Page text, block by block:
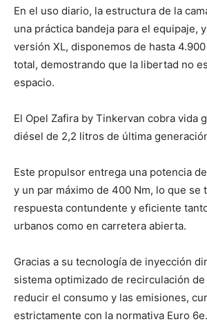
En el uso diario, la estructura de la
una práctica bandeja para el equipaje,
versión XL, disponemos de hasta
total, demostrando que la libertad no
espacio.
El Opel Zafira by Tinkervan cobra vida
diésel de 2,2 litros de última
Este propulsor entrega una potencia
y un par máximo de 400 Nm, lo que se
respuesta contundente y eficiente
urbanos como en carretera abierta.
Gracias a su tecnología de inyección
sistema optimizado de recirculación
reducir el consumo y las emisiones,
estrictamente con la normativa Euro 6e.